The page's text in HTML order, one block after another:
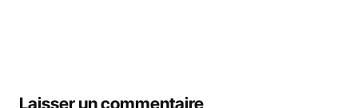
Laisser un commentaire